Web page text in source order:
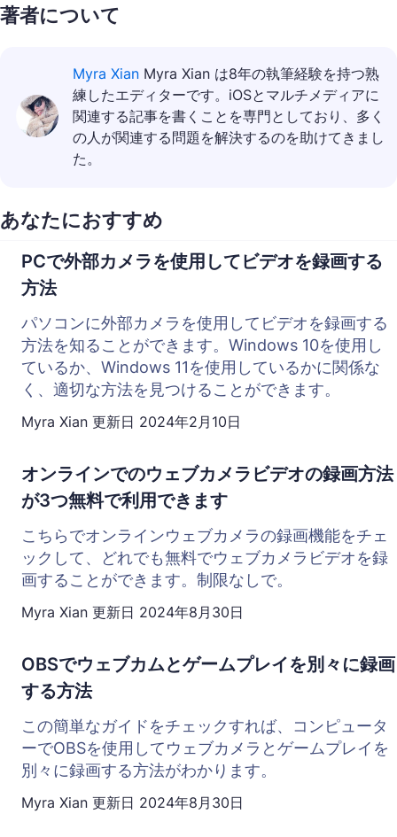
著者について
Myra Xian Myra Xian は8年の執筆経験を持つ熟
練したエディターです。iOSとマルチメディアに
関連する記事を書くことを専門としており、多く
の人が関連する問題を解決するのを助けてきまし
た。
あなたにおすすめ
PCで外部カメラを使用してビデオを録画する
方法
パソコンに外部カメラを使用してビデオを録画する
方法を知ることができます。Windows 10を使用し
ているか、Windows 11を使用しているかに関係な
く、適切な方法を見つけることができます。
Myra Xian 更新日 2024年2月10日
オンラインでのウェブカメラビデオの録画方法
が3つ無料で利用できます
こちらでオンラインウェブカメラの録画機能をチェ
ックして、どれでも無料でウェブカメラビデオを録
画することができます。制限なしで。
Myra Xian 更新日 2024年8月30日
OBSでウェブカムとゲームプレイを別々に録画
する方法
この簡単なガイドをチェックすれば、コンピュータ
ーでOBSを使用してウェブカメラとゲームプレイを
別々に録画する方法がわかります。
Myra Xian 更新日 2024年8月30日